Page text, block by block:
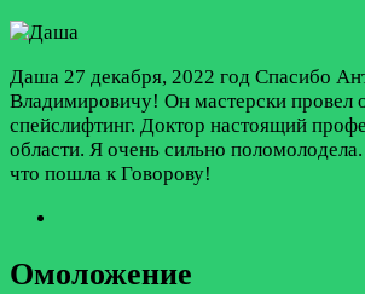
Даша 27 декабря, 2022 год Спасибо
Владимировичу! Он мастерски провел
спейслифтинг. Доктор настоящий
области. Я очень сильно
что пошла к Говорову!
Омоложение